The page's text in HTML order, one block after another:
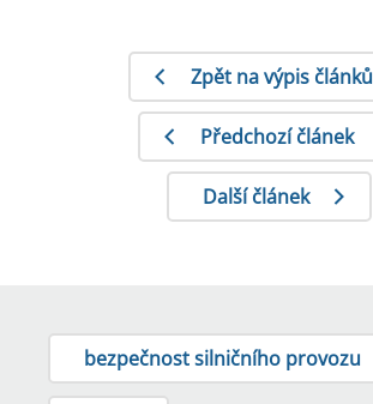
Zpět na výpis článků
Předchozí článek
Další článek
bezpečnost silničního provozu